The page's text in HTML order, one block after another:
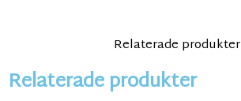
Relaterade produkter
Relaterade produkter